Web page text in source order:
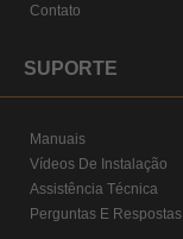
Contato
SUPORTE
Manuais
Vídeos De Instalação
Assistência Técnica
Perguntas E Respostas